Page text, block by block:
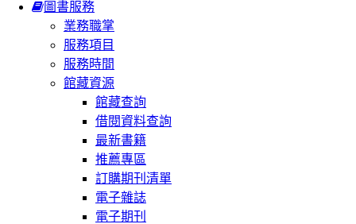
圖書服務
業務職掌
服務項目
服務時間
館藏資源
館藏查詢
借閱資料查詢
最新書籍
推薦專區
訂購期刊清單
電子雜誌
電子期刊